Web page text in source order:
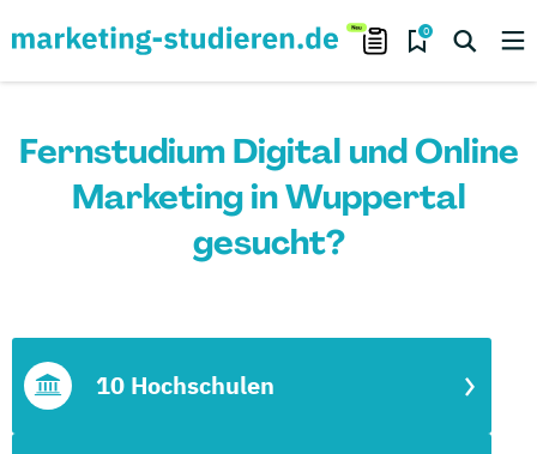
0
Fernstudium Digital und Online
Marketing in Wuppertal
gesucht?
10 Hochschulen